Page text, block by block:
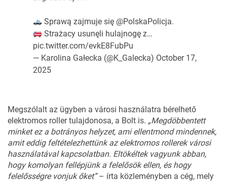
Sprawą zajmuje się @PolskaPolicja.
Strażacy usunęli hulajnogę z…
pic.twitter.com/evkE8FubPu
— Karolina Gałecka (@K_Galecka) October 17,
2025
Megszólalt az ügyben a városi használatra bérelhető
elektromos roller tulajdonosa, a Bolt is. „Megdöbbentett
minket ez a botrányos helyzet, ami ellentmond mindennek,
amit eddig feltételezhettünk az elektromos rollerek városi
használatával kapcsolatban. Eltökéltek vagyunk abban,
hogy komolyan fellépjünk a felelősök ellen, és hogy
felelősségre vonjuk őket”– írta közleményben a cég, mely